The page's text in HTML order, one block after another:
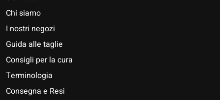
Chi siamo
I nostri negozi
Guida alle taglie
Consigli per la cura
Terminologia
Consegna e Resi